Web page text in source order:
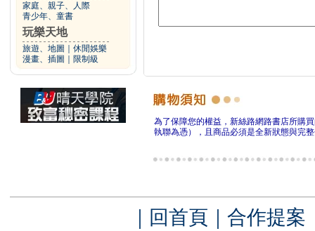
家庭、親子、人際
青少年、童書
玩樂天地
旅遊、地圖
休閒娛樂
漫畫、插圖
限制級
為了保障您的權益，新絲路網路書店所購
執聯為憑），且商品必須是全新狀態與完
｜ 回首頁 ｜ 合作提案